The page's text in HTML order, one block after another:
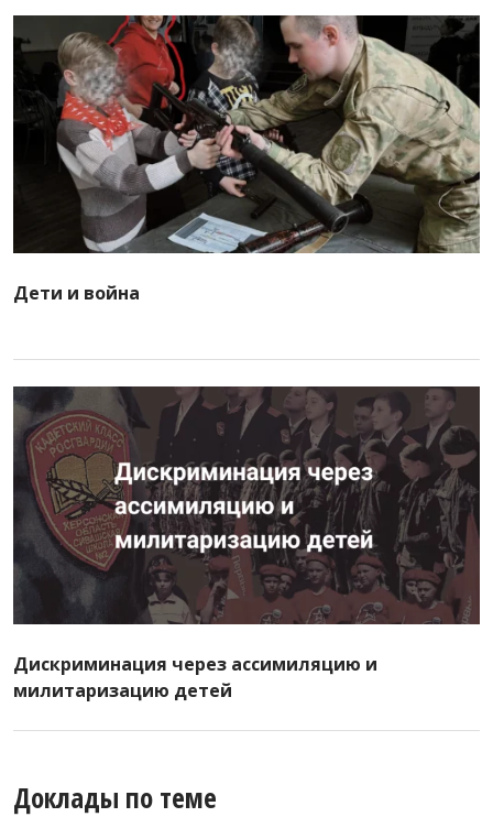
Дети и война
Дискриминация через ассимиляцию и
милитаризацию детей
Доклады по теме